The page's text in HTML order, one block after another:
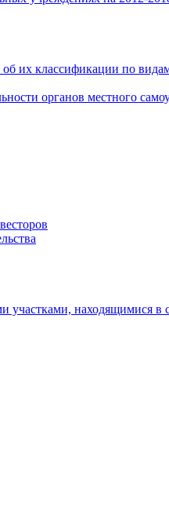
их классификации по
органов местного
участками, находящимися